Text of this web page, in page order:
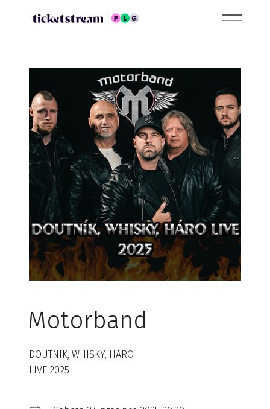
Motorband
DOUTNÍK, WHISKY, HÁRO
LIVE 2025